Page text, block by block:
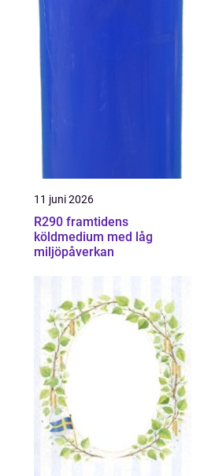
11 juni 2026
R290 framtidens
köldmedium med låg
miljöpåverkan